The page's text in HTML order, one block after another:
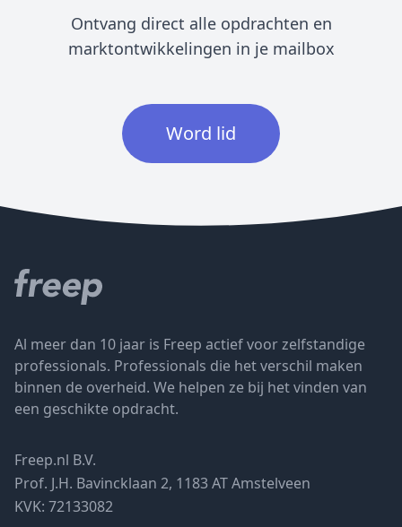
Ontvang direct alle opdrachten en
marktontwikkelingen in je mailbox
Word lid
Al meer dan 10 jaar is Freep actief voor zelfstandige
professionals. Professionals die het verschil maken
binnen de overheid. We helpen ze bij het vinden van
een geschikte opdracht.
Freep.nl B.V.
Prof. J.H. Bavincklaan 2, 1183 AT Amstelveen
KVK: 72133082